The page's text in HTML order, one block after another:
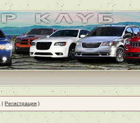
|Регистрация )